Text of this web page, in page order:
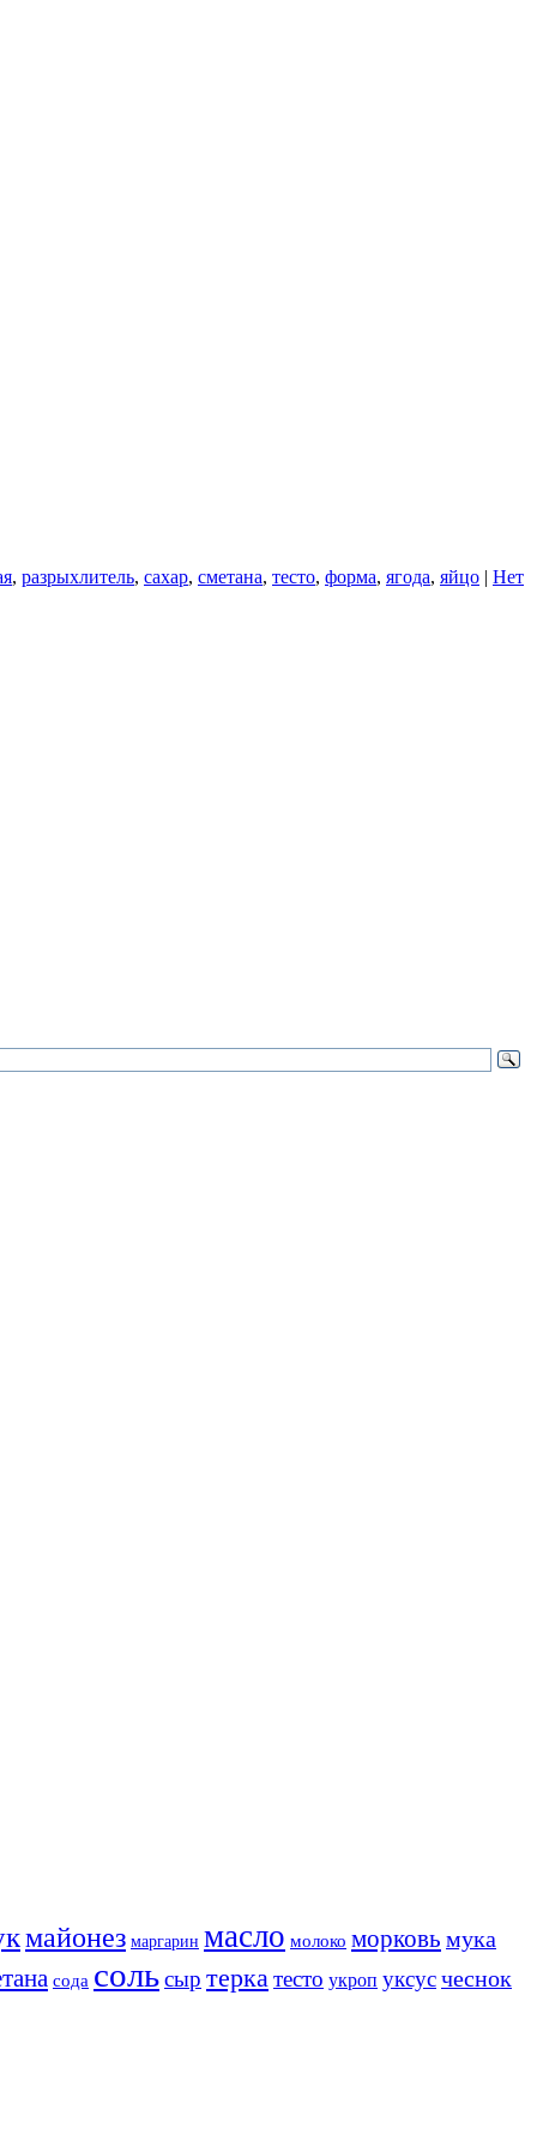
, разрыхлитель, сахар, сметана, тесто, форма, ягода, яйцо | Нет
майонез маргарин масло молоко морковь мука
сода сольсыр теркатесто укроп уксусчеснок